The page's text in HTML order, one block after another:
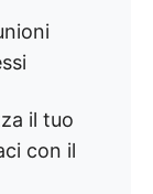
il tuo
con il